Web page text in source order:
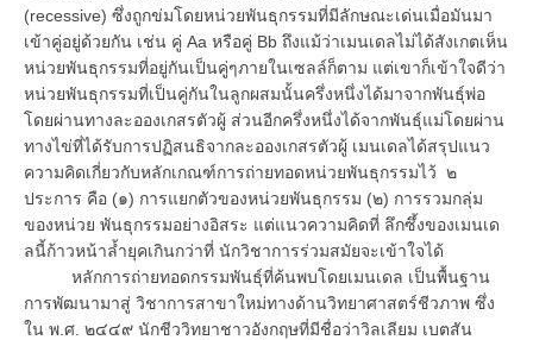
(recessive) ซึ่งถูกข่มโดยหน่วยพันธุกรรมที่มีลักษณะเด่นเมื่อมันมา
เข้าคู่อยู่ด้วยกัน เช่น คู่ Aa หรือคู่ Bb ถึงแม้ว่าเมนเดลไม่ได้สังเกตเห็น
หน่วยพันธุกรรมที่อยู่กันเป็นคู่ๆภายในเซลล์ก็ตาม แต่เขาก็เข้าใจดีว่า
หน่วยพันธุกรรมที่เป็นคู่กันในลูกผสมนั้นครึ่งหนึ่งได้มาจากพันธุ์พ่อ
โดยผ่านทางละอองเกสรตัวผู้ ส่วนอีกครึ่งหนึ่งได้จากพันธุ์แม่โดยผ่าน
ทางไข่ที่ได้รับการปฏิสนธิจากละอองเกสรตัวผู้ เมนเดลได้สรุปแนว
ความคิดเกี่ยวกับหลักเกณฑ์การถ่ายทอดหน่วยพันธุกรรมไว้ ๒
ประการ คือ (๑) การแยกตัวของหน่วยพันธุกรรม (๒) การรวมกลุ่ม
ของหน่วย พันธุกรรมอย่างอิสระ แต่แนวความคิดที่ ลึกซึ้งของเมนเด
ลนี้ก้าวหน้าล้ำยุคเกินกว่าที่ นักวิชาการร่วมสมัยจะเข้าใจได้
หลักการถ่ายทอดกรรมพันธุ์ที่ค้นพบโดยเมนเดล เป็นพื้นฐาน
การพัฒนามาสู่ วิชาการสาขาใหม่ทางด้านวิทยาศาสตร์ชีวภาพ ซึ่ง
ใน พ.ศ. ๒๔๔๙ นักชีววิทยาชาวอังกฤษที่มีชื่อว่าวิลเลียม เบตสัน